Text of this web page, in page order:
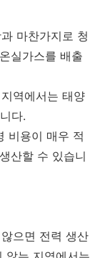
마찬가지로 청
실가스를 배출
역에서는 태양
다.
비용이 매우 적
산할 수 있습니
으면 전력 생산